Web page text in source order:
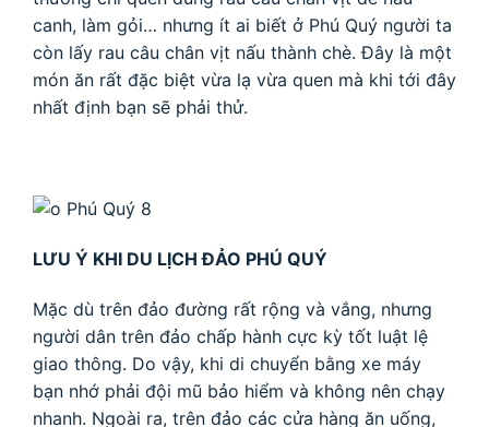
canh, làm gỏi… nhưng ít ai biết ở Phú Quý người ta
còn lấy rau câu chân vịt nấu thành chè. Đây là một
món ăn rất đặc biệt vừa lạ vừa quen mà khi tới đây
nhất định bạn sẽ phải thử.
LƯU Ý KHI DU LỊCH ĐẢO PHÚ QUÝ
Mặc dù trên đảo đường rất rộng và vắng, nhưng
người dân trên đảo chấp hành cực kỳ tốt luật lệ
giao thông. Do vậy, khi di chuyển bằng xe máy
bạn nhớ phải đội mũ bảo hiểm và không nên chạy
nhanh. Ngoài ra, trên đảo các cửa hàng ăn uống,